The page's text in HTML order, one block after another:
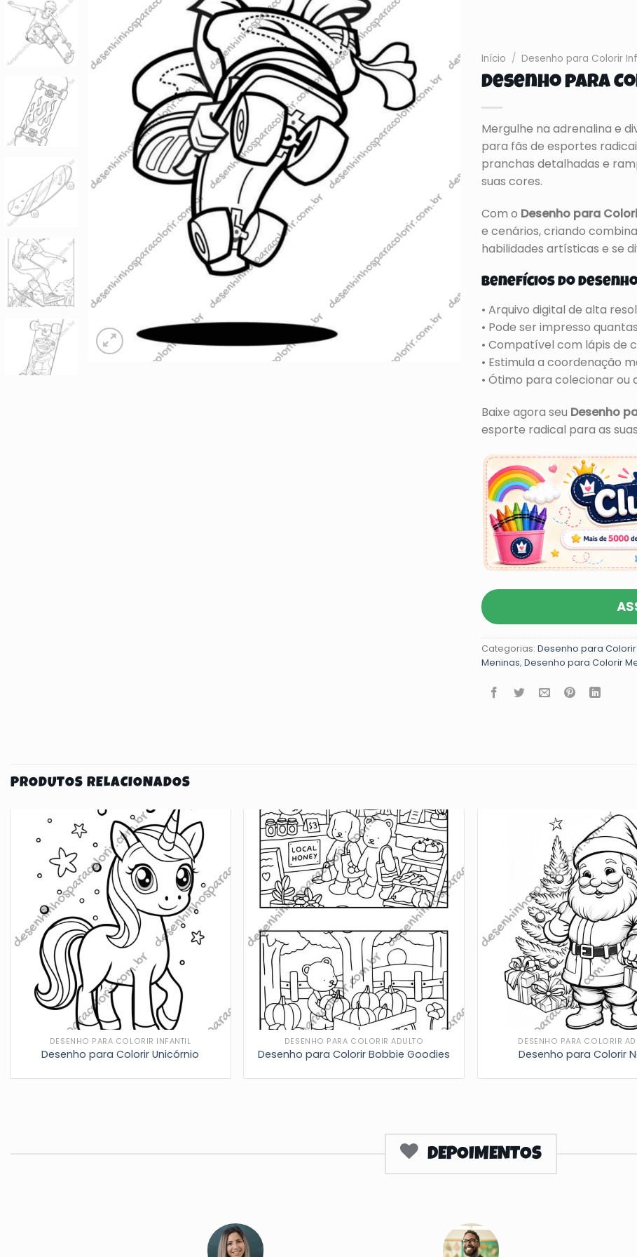
Início / Desenho para Colorir
Desenho para
Mergulhe na adrenalina e
para fãs de esportes
pranchas detalhadas e
suas cores.
Com o Desenho para
e cenários, criando
habilidades artísticas e se
Benefícios do
• Arquivo digital de alta
• Pode ser impresso
• Compatível com lápis de
• Estimula a coordenação
• Ótimo para colecionar
Baixe agora seu Desenho
esporte radical para as
Categorias: Desenho para
Meninas, Desenho para Colorir
PRODUTOS RELACIONADOS
DESENHO PARA COLORIR INFANTIL
Desenho para Colorir Unicórnio
DESENHO PARA COLORIR ADULTO
Desenho para Colorir Bobbie Goodies
DESENHO PARA COLORIR
Desenho para Colorir
DEPOIMENTOS